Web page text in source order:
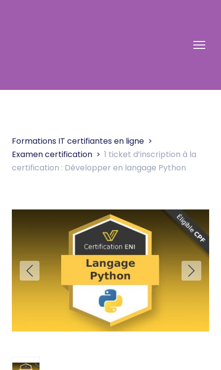
Formations IT certifiantes en ligne
Examen certification
1 ticket d’inscription à la
certification : Développer en langage Python